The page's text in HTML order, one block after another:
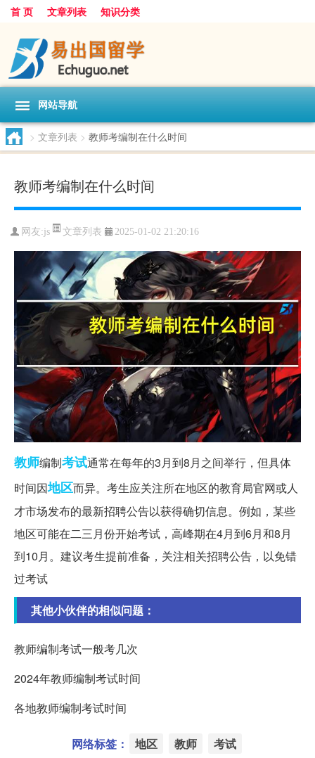
首 页 文章列表 知识分类
网站导航
> 文章列表 > 教师考编制在什么时间
教师考编制在什么时间
网友:js 文章列表 2025-01-02 21:20:16
教师编制考试通常在每年的3月到8月之间举行，但具体
时间因地区而异。考生应关注所在地区的教育局官网或人
才市场发布的最新招聘公告以获得确切信息。例如，某些
地区可能在二三月份开始考试，高峰期在4月到6月和8月
到10月。建议考生提前准备，关注相关招聘公告，以免错
过考试
其他小伙伴的相似问题：
教师编制考试一般考几次
2024年教师编制考试时间
各地教师编制考试时间
网络标签： 地区 教师 考试